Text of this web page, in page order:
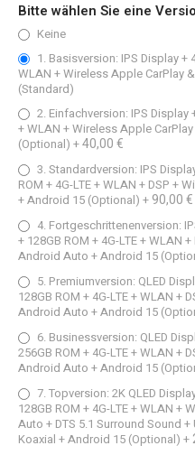
Bitte wählen Sie eine
Keine
1. Basisversion: IPS Display +
WLAN + Wireless Apple CarPlay
(Standard)
2. Einfachversion: IPS Display
+ WLAN + Wireless Apple
(Optional) +40,00 €
3. Standardversion: IPS
ROM + 4G-LTE + WLAN + DSP +
+ Android 15 (Optional) + 90,00 €
4. Fortgeschrittenenversion:
+ 128GB ROM + 4G-LTE + WLAN
Android Auto + Android 15
5. Premiumversion: QLED
128GB ROM + 4G-LTE + WLAN +
Android Auto + Android 15
6. Businessversion: QLED
256GB ROM + 4G-LTE + WLAN +
Android Auto + Android 15
7. Topversion: 2K QLED
128GB ROM + 4G-LTE + WLAN
Auto + DTS 5.1 Surround Sound
Koaxial + Android 15 (Optional) +